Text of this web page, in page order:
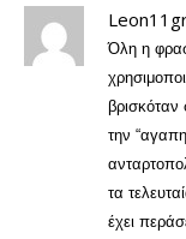
Όλη η
βρισκόταν
την
τα
έχει